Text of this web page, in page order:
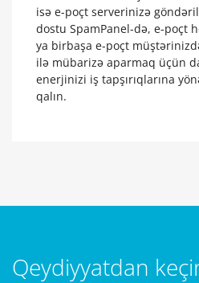
isə e-poçt serverinizə
dostu SpamPanel-də, e-poçt
ya birbaşa e-poçt
ilə mübarizə aparmaq üçün
enerjinizi iş tapşırıqlarına
qalın.
Qeydiyyatdan